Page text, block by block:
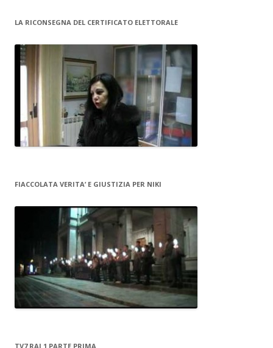
LA RICONSEGNA DEL CERTIFICATO ELETTORALE
FIACCOLATA VERITA’ E GIUSTIZIA PER NIKI
TV7 RAI 1 PARTE PRIMA